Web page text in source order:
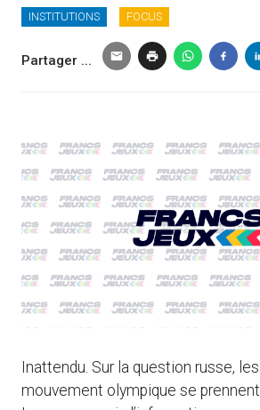
INSTITUTIONS FOCUS
Partager ...
Inattendu. Sur la question russe,
mouvement olympique se